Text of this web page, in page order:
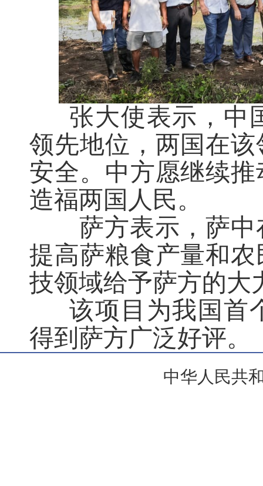
张大使表示，中
领先地位，两国在
安全。中方愿继续
造福两国人民。
萨方表示，萨中
提高萨粮食产量和
技领域给予萨方的大
该项目为我国首
得到萨方广泛好评。
中华人民共